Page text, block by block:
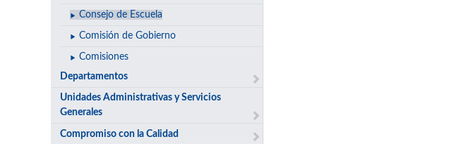
Consejo de Escuela
Comisión de Gobierno
Comisiones
Departamentos
Unidades Administrativas y Servicios
Generales
Compromiso con la Calidad